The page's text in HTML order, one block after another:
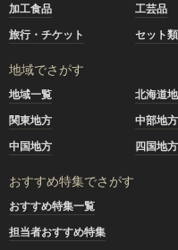
加工食品
工芸品
旅行・チケット
セット
地域でさがす
地域一覧 北海道
関東地方
中部地方
中国地方
四国地方
おすすめ特集でさがす
おすすめ特集一覧
担当者おすすめ特集